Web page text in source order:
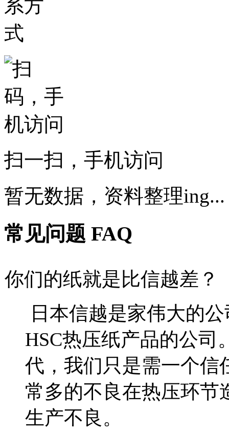
扫一扫，手机访问
暂无数据，资料整理ing...
常见问题 FAQ
你们的纸就是比信越差？
日本信越是家伟大的
HSC热压纸产品的公司
代，我们只是需一个信
常多的不良在热压环节
生产不良。